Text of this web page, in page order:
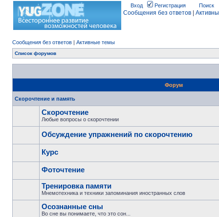
Вход Регистрация Поиск
Сообщения без ответов
Сообщения без ответов | Активные темы
Список форумов
Форум
Скорочтение и память
Скорочтение
Любые вопросы о скорочтении
Обсуждение упражнений по скорочтению
Курс
Фоточтение
Тренировка памяти
Мнемотехника и техники запоминания иностранных слов
Осознанные сны
Во сне вы понимаете, что это сон...